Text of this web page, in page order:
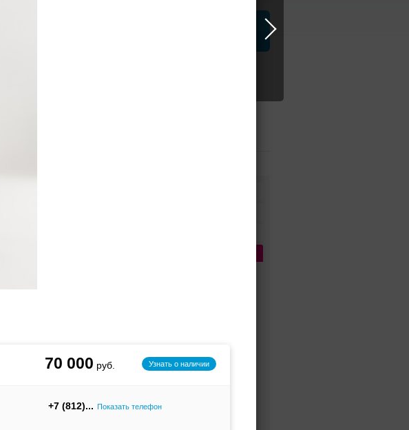
Узнать о наличии
70 000
+7 (812) Показать телефон
по цене
40 000 - 60 000 руб.
80 000 - 100 000 руб.
1812 от